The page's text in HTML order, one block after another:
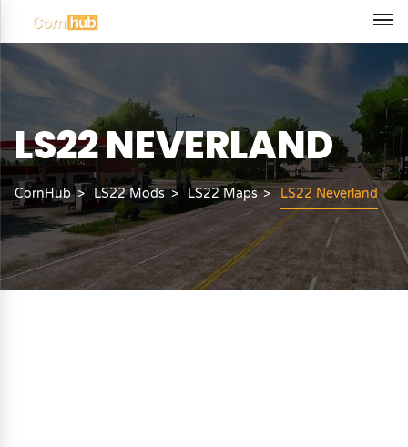
LS22 NEVERLAND
CornHub LS22 Mods LS22 Maps LS22 Neverland